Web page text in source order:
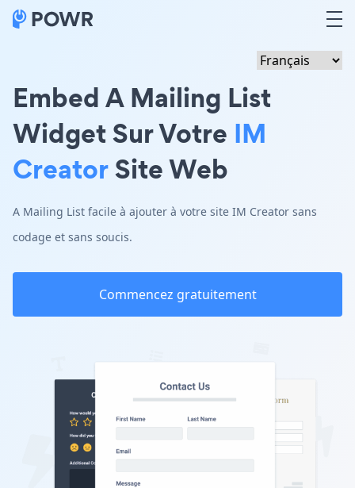
Embed A Mailing List
Widget Sur Votre IM
CreatorSite Web
A Mailing List facile à ajouter à votre site IM Creator sans
codage et sans soucis.
Commencez gratuitement